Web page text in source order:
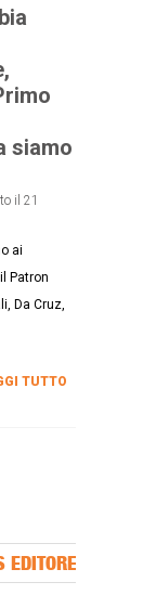
siamo
il 21
ai
Patron
Da Cruz,
TUTTO